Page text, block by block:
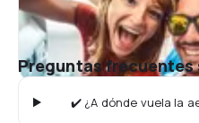
Preguntas frecuentes
✔️ ¿A dónde vuela la